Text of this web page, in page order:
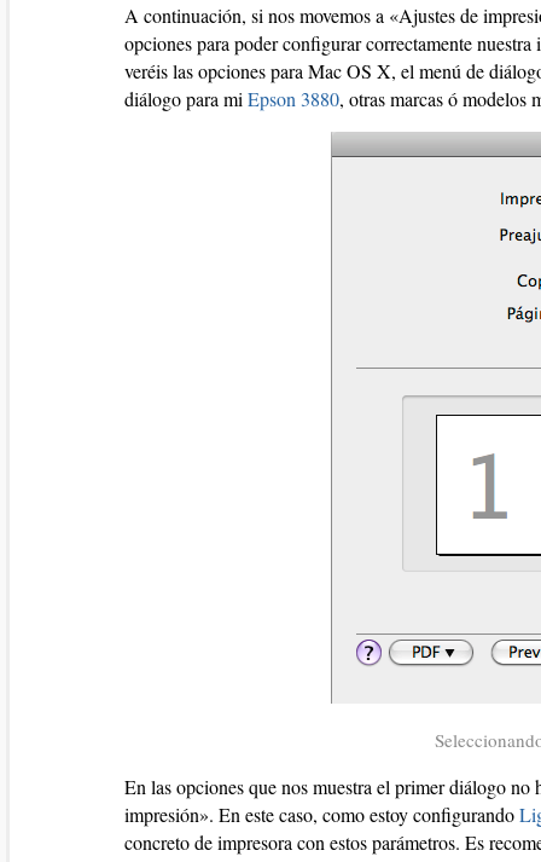
A continuación, si nos movemos a «Ajustes de
opciones para poder configurar correctamente
veréis las opciones para Mac OS X, el menú de
diálogo para mi Epson 3880, otras marcas ó modelos
En las opciones que nos muestra el primer diálogo
impresión». En este caso, como estoy configurando
concreto de impresora con estos parámetros. Es